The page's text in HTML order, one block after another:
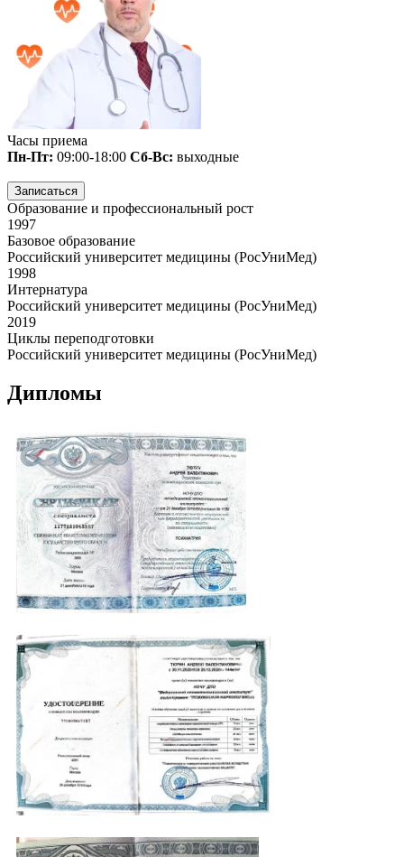
Часы приема
Пн-Пт: 09:00-18:00 Сб-Вс: выходные
Записаться
Образование и профессиональный рост
1997
Базовое образование
Российский университет медицины (РосУниМед)
1998
Интернатура
Российский университет медицины (РосУниМед)
2019
Циклы переподготовки
Российский университет медицины (РосУниМед)
Дипломы